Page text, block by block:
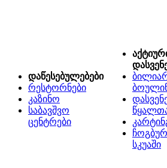
დაწესებულებები
რესტორნები
კაზინო
საბავშვო
ცენტრები
სკუაში